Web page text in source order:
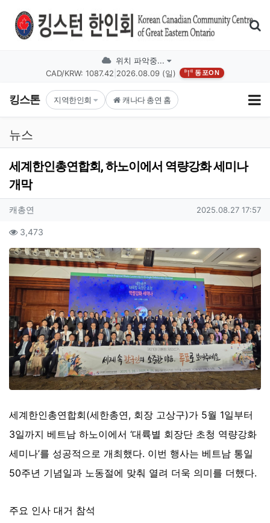
위치 파악중...
CAD/KRW: 1087.42 2026.08.09 (일) 동포ON
킹스톤 지역한인회 캐나다 총연 홈
뉴스
세계한인총연합회, 하노이에서 역량강화 세미나
개막
작성자 정보
캐총연 작성일
2025.08.27 17:57
컨텐츠 정보
3,473
본문
세계한인총연합회(세한총연, 회장 고상구)가 5월 1일부터
3일까지 베트남 하노이에서 ‘대륙별 회장단 초청 역량강화
세미나’를 성공적으로 개최했다. 이번 행사는 베트남 통일
50주년 기념일과 노동절에 맞춰 열려 더욱 의미를 더했다.
주요 인사 대거 참석